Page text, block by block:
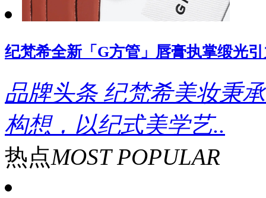
纪梵希全新「G方管」唇膏执掌缎光
品牌头条 纪梵希美妆秉
构想，以纪式美学艺..
热点MOST POPULAR